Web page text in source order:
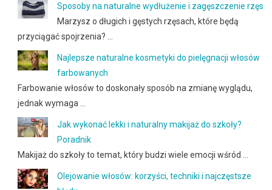
Sposoby na naturalne wydłużenie i zagęszczenie rzęs
Marzysz o długich i gęstych rzęsach, które będą
przyciągać spojrzenia? …
Najlepsze naturalne kosmetyki do pielęgnacji włosów
farbowanych
Farbowanie włosów to doskonały sposób na zmianę wyglądu,
jednak wymaga …
Jak wykonać lekki i naturalny makijaż do szkoły?
Poradnik
Makijaż do szkoły to temat, który budzi wiele emocji wśród …
Olejowanie włosów: korzyści, techniki i najczęstsze